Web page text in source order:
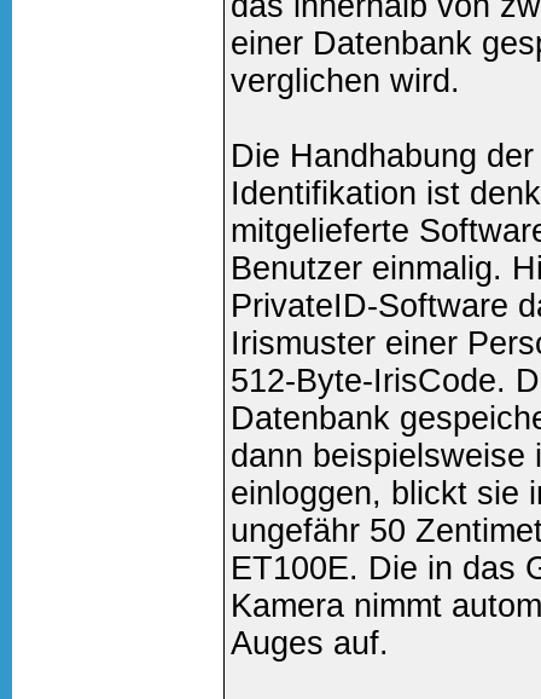
einer Datenbank
verglichen wird.
Die Handhabung
Identifikation ist
mitgelieferte
Benutzer einmalig.
PrivateID-Software
Irismuster einer
512-Byte-IrisCode.
Datenbank
dann beispielsweise
einloggen, blickt sie
ungefähr 50
ET100E. Die in das
Kamera nimmt
Auges auf.